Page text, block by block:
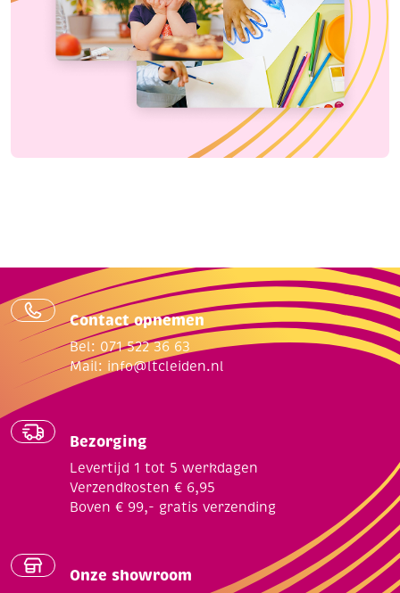
Contact opnemen
Bel: 071 522 36 63
Mail: info@ltcleiden.nl
Bezorging
Levertijd 1 tot 5 werkdagen
Verzendkosten € 6,95
Boven € 99,- gratis verzending
Onze showroom